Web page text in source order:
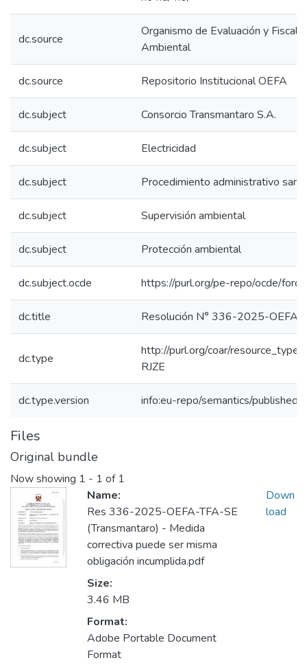
dc.source
Organismo de Evaluación y
Ambiental
dc.source Repositorio Institucional OEFA
dc.subject Consorcio Transmantaro S.A.
dc.subject Electricidad
dc.subject Procedimiento administrativo
dc.subject Supervisión ambiental
dc.subject Protección ambiental
dc.subject.ocde https://purl.org/pe-repo/ocde/
dc.title Resolución N° 336-2025-OEFA/
dc.type
http://purl.org/coar/resource_type/
RJZE
dc.type.version info:eu-repo/semantics/
Files
Original bundle
Now showing 1 - 1 of 1
Name:
Res 336-2025-OEFA-TFA-SE
(Transmantaro) - Medida
correctiva puede ser misma
obligación incumplida.pdf
Size:
3.46 MB
Format:
Adobe Portable Document
Format
Down
load